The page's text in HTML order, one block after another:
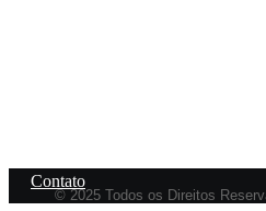
Contato
© 2025 Todos os Direitos